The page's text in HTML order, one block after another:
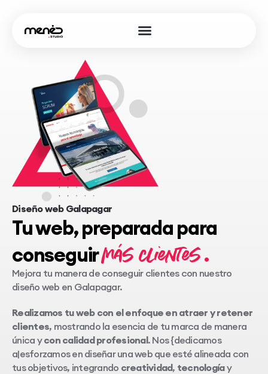
Diseño web Galapagar
Tu web, preparada para
conseguirmás clientes
Mejora tu manera de conseguir clientes con nuestro
diseño web en Galapagar.
Realizamos tu web con el enfoque en atraer y retener
clientes, mostrando la esencia de tu marca de manera
única ycon calidad profesional. Nos {dedicamos
a|esforzamos en diseñar una web que esté alineada con
tus objetivos, integrando creatividad, tecnologíay